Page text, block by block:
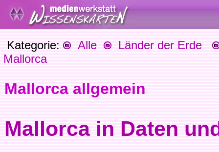
Kategorie: Alle
Länder der Erde
Mallorca
Mallorca allgemein
Mallorca in Daten